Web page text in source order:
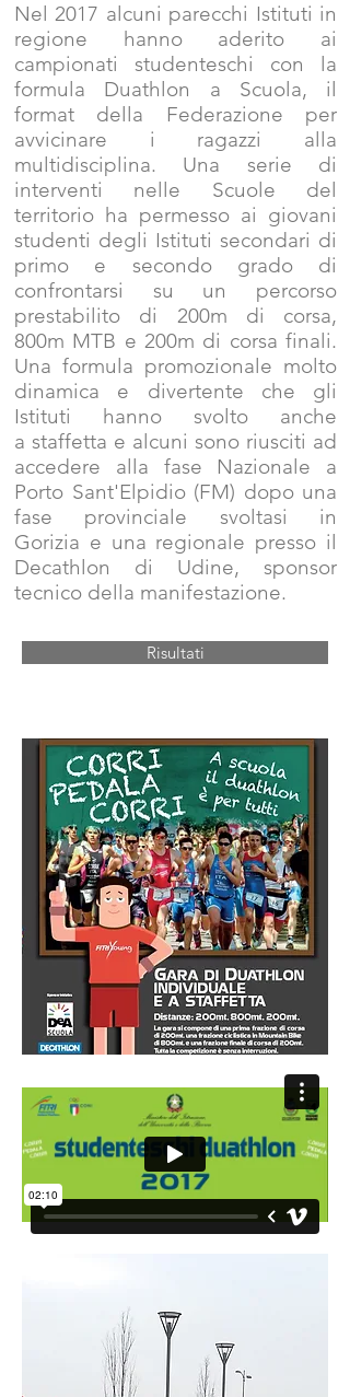
Nel 2017 alcuni parecchi Istituti in
regione hanno aderito ai
campionati studenteschi con la
formula Duathlon a Scuola, il
format della Federazione per
avvicinare i ragazzi alla
multidisciplina. Una serie di
interventi nelle Scuole del
territorio ha permesso ai giovani
studenti degli Istituti secondari di
primo e secondo grado di
confrontarsi su un percorso
prestabilito di 200m di corsa,
800m MTB e 200m di corsa finali.
Una formula promozionale molto
dinamica e divertente che gli
Istituti hanno svolto anche
a staffetta e alcuni sono riusciti ad
accedere alla fase Nazionale a
Porto Sant'Elpidio (FM) dopo una
fase provinciale svoltasi in
Gorizia e una regionale presso il
Decathlon di Udine, sponsor
tecnico della manifestazione.
Risultati